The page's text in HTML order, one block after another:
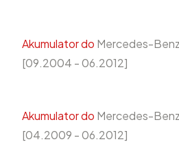
Akumulator do Mercedes-Benz
[09.2004 - 06.2012]
Akumulator do Mercedes-
[04.2009 - 06.2012]